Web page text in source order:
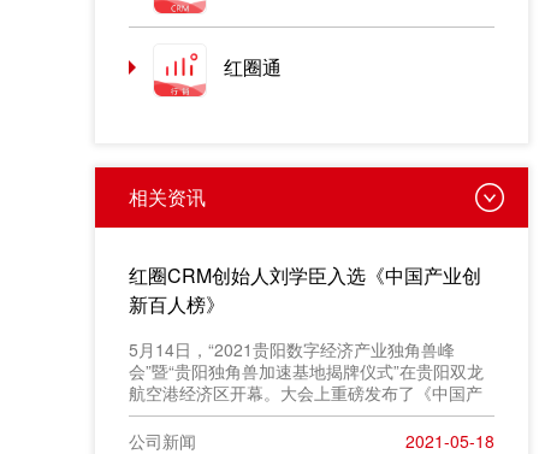
红圈通
相关资讯
红圈CRM创始人刘学臣入选《中国产业创
新百人榜》
​5月14日，“2021贵阳数字经济产业独角兽峰
会”暨“贵阳独角兽加速基地揭牌仪式”在贵阳双龙
航空港经济区开幕。大会上重磅发布了《中国产
业创新百人榜》评选结果，红圈 CRM 创始人
&CEO 刘学臣成功入选“2021产业创新百人榜”。
公司新闻 2021-05-18